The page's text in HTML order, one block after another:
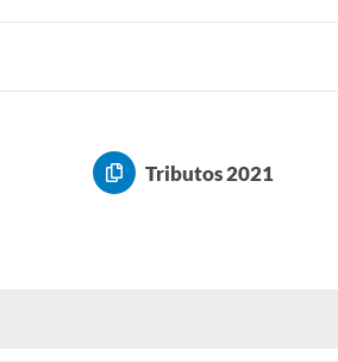
Tributos 2021